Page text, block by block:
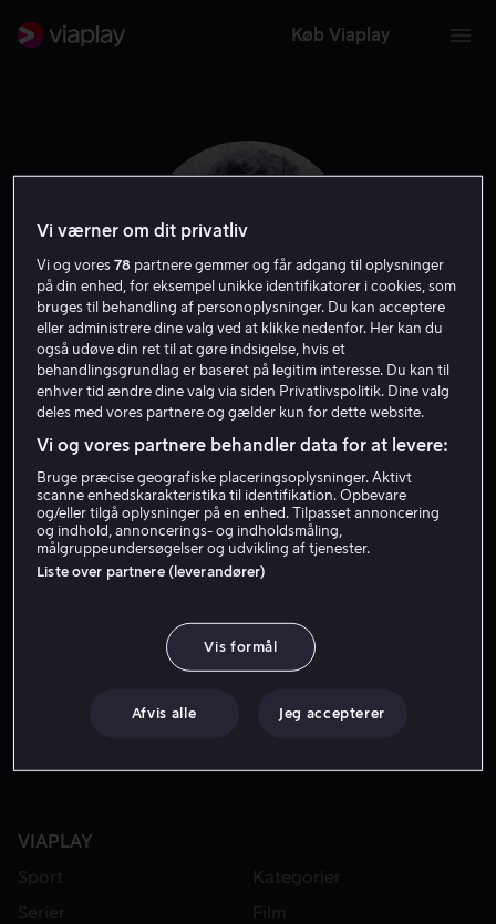
Køb Viaplay
Johann Myers
Skuespiller
VIAPLAY
Sport
Kategorier
Serier
Film
Vi værner om dit privatliv
Vi og vores78 partnere gemmer og får adgang til oplysninger
på din enhed, for eksempel unikke identifikatorer i cookies, som
bruges til behandling af personoplysninger. Du kan acceptere
eller administrere dine valg ved at klikke nedenfor. Her kan du
også udøve din ret til at gøre indsigelse, hvis et
behandlingsgrundlag er baseret på legitim interesse. Du kan til
enhver tid ændre dine valg via siden Privatlivspolitik. Dine valg
deles med vores partnere og gælder kun for dette website.
Vi og vores partnere behandler data for at levere:
Bruge præcise geografiske placeringsoplysninger. Aktivt
scanne enhedskarakteristika til identifikation. Opbevare
og/eller tilgå oplysninger på en enhed. Tilpasset annoncering
og indhold, annoncerings- og indholdsmåling,
målgruppeundersøgelser og udvikling af tjenester.
Liste over partnere (leverandører)
Vis formål
Afvis alle Jeg accepterer